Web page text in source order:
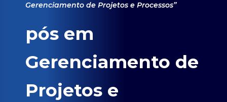
Gerenciamento de Projetos e Processos”
pós em
Gerenciamento de
Projetos e